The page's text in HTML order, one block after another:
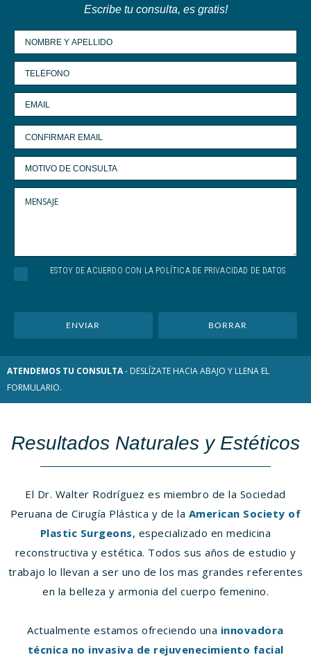
Escribe tu consulta, es gratis!
ESTOY DE ACUERDO CON LA POLÍTICA DE PRIVACIDAD DE DATOS
ATENDEMOS TU CONSULTA- DESLÍZATE HACIA ABAJO Y LLENA EL
FORMULARIO.
Resultados Naturales y Estéticos
El Dr. Walter Rodríguez es miembro de la Sociedad
Peruana de Cirugía Plástica y de la American Society of
Plastic Surgeons, especializado en medicina
reconstructiva y estética. Todos sus años de estudio y
trabajo lo llevan a ser uno de los mas grandes referentes
en la belleza y armonia del cuerpo femenino.
Actualmente estamos ofreciendo una innovadora
técnica no invasiva de rejuvenecimiento facial